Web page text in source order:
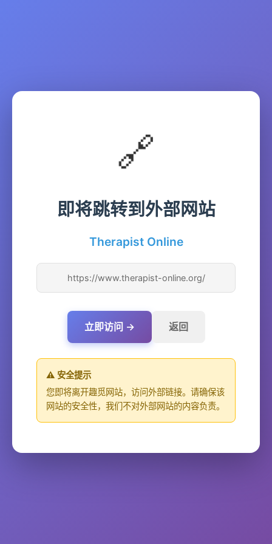
🔗
即将跳转到外部网站
Therapist Online
https://www.therapist-online.org/
立即访问 → 返回
⚠️ 安全提示
您即将离开趣觅网站，访问外部链接。请确保该
网站的安全性，我们不对外部网站的内容负责。